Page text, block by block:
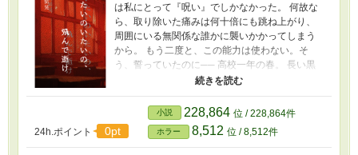
は私にとって『呪い』でしかなかった。 何故な
ら、取り除いた痛みは何十倍にも跳ね上がり、
周囲にいる無関係な誰かに襲いかかってしまう
から。 もう二度と、この能力は使わない。そ
う、誓っていたのに── 高校一年の春。 長い黒
髪で顔の青痣を隠す同級生、怜子と出会う。 そ
の痛々しい姿に胸が痛み、放っておけなかった
私は、周囲に誰もいない事を確認し、痛みを取
り除く呪文を唱えてしまう。 「『痛いの痛い
の、飛んでいけ』」 この出来事が、惨劇の始ま
りになるとも知らずに──
24h.ポイント 0pt
小説 228,864 位 / 228,864件
ホラー 8,512 位 / 8,512件